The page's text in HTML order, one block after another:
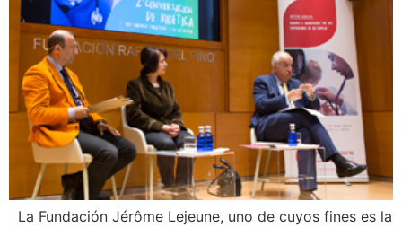
La Fundación Jérôme Lejeune, uno de cuyos fines es la